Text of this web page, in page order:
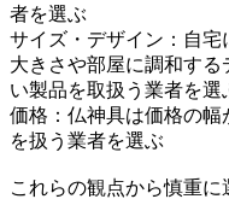
者を選ぶ
サイズ・デザイン：自
大きさや部屋に調和す
い製品を取扱う業者を選
価格：仏神具は価格の
を扱う業者を選ぶ
これらの観点から慎重